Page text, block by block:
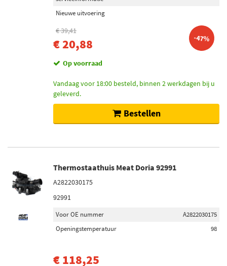
Nieuwe uitvoering
€ 39,41
€ 20,88 -47%
Op voorraad
Vandaag voor 18:00 besteld, binnen 2 werkdagen bij u
geleverd.
Bestellen
Thermostaathuis Meat Doria 92991
A2822030175
92991
Voor OE nummer
A2822030175
Openingstemperatuur
98
€ 118,25